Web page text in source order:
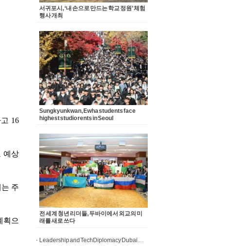
서귀포시, ‘내 손으로 만드는 학교 정원’ 체험
행사 개최
Sungkyunkwan, Ewha students face
highest studio rents in Seoul
전 세계 청년 리더들, 두바이에서 외교의 미
래를 새로 쓰다
Leadership and TechDiplomacy Dubai Summit 2026